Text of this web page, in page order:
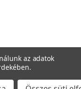
az adatok